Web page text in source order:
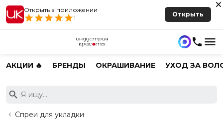
Открыть в приложении
1
Открыть
АКЦИИ 🔥 БРЕНДЫ ОКРАШИВАНИЕ УХОД ЗА
Спреи для укладки